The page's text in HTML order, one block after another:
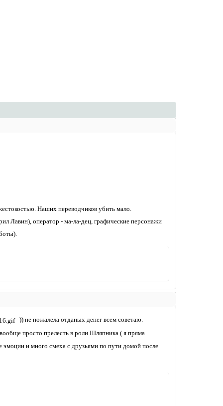
Наших переводчиков убить мало.
Лавин), оператор - ма-ла-дец, графические персонажи
)) не пожалела отданых денег всем советаю.
просто прелесть в роли Шляпника ( я пряма
и много смеха с друзьями по пути домой после